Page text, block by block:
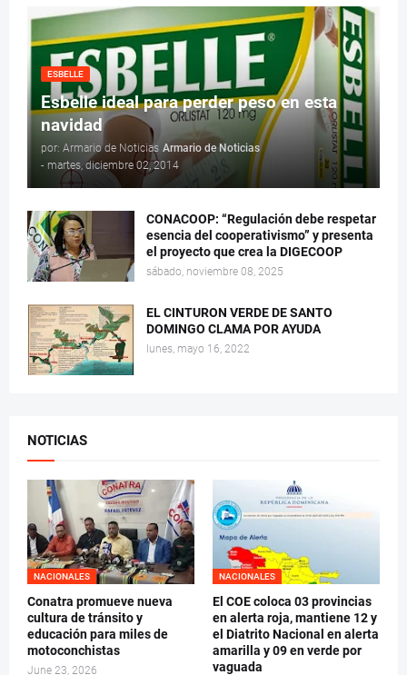
ESBELLE
Esbelle ideal para perder peso en esta
navidad
por: Armario de Noticias Armario de Noticias
- martes, diciembre 02, 2014
CONACOOP: “Regulación debe respetar
esencia del cooperativismo” y presenta
el proyecto que crea la DIGECOOP
sábado, noviembre 08, 2025
EL CINTURON VERDE DE SANTO
DOMINGO CLAMA POR AYUDA
lunes, mayo 16, 2022
NOTICIAS
NACIONALES
Conatra promueve nueva
cultura de tránsito y
educación para miles de
motoconchistas
June 23, 2026
NACIONALES
El COE coloca 03 provincias
en alerta roja, mantiene 12 y
el Diatrito Nacional en alerta
amarilla y 09 en verde por
vaguada